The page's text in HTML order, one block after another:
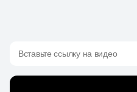
Вставьте ссылку на видео